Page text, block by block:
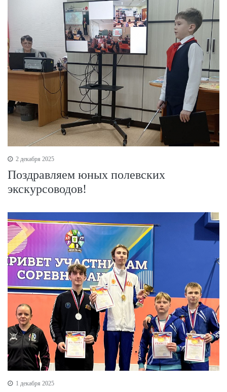
2 декабря 2025
Поздравляем юных полевских
экскурсоводов!
1 декабря 2025